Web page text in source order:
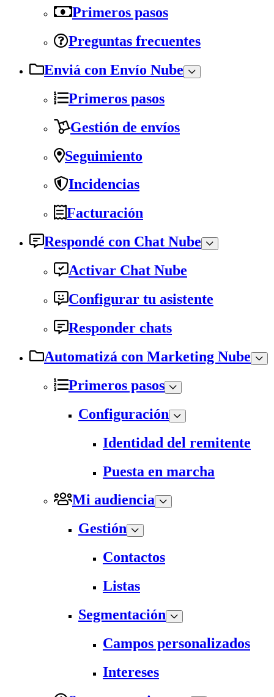
Primeros pasos
Preguntas frecuentes
Enviá con Envío Nube
Primeros pasos
Gestión de envíos
Seguimiento
Incidencias
Facturación
Respondé con Chat Nube
Activar Chat Nube
Configurar tu asistente
Responder chats
Automatizá con Marketing Nube
Primeros pasos
Configuración
Identidad del remitente
Puesta en marcha
Mi audiencia
Gestión
Contactos
Listas
Segmentación
Campos personalizados
Intereses